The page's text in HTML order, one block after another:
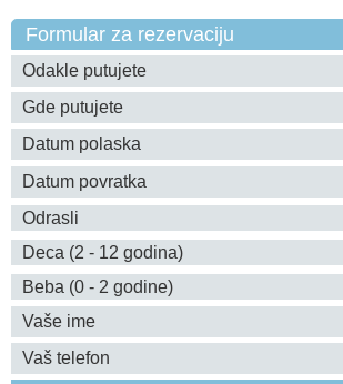
Formular za rezervaciju